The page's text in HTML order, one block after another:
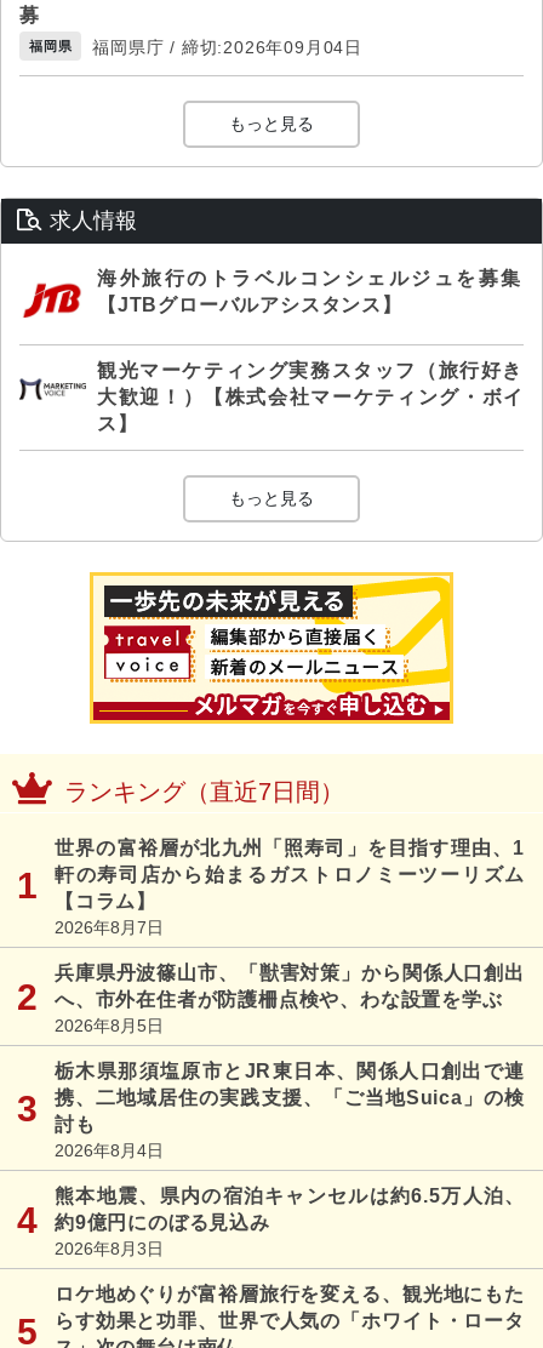
募
福岡県 福岡県庁 / 締切:2026年09月04日
もっと見る
求人情報
海外旅行のトラベルコンシェルジュを募集
【JTBグローバルアシスタンス】
観光マーケティング実務スタッフ（旅行好き
大歓迎！）【株式会社マーケティング・ボイ
ス】
もっと見る
ランキング（直近7日間）
世界の富裕層が北九州「照寿司」を目指す理由、1
軒の寿司店から始まるガストロノミーツーリズム
【コラム】
2026年8月7日
兵庫県丹波篠山市、「獣害対策」から関係人口創出
へ、市外在住者が防護柵点検や、わな設置を学ぶ
2026年8月5日
栃木県那須塩原市とJR東日本、関係人口創出で連
携、二地域居住の実践支援、「ご当地Suica」の検
討も
2026年8月4日
熊本地震、県内の宿泊キャンセルは約6.5万人泊、
約9億円にのぼる見込み
2026年8月3日
ロケ地めぐりが富裕層旅行を変える、観光地にもた
らす効果と功罪、世界で人気の「ホワイト・ロータ